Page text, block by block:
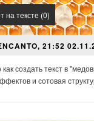
на тексте (0)
21:52
создать текст в
и сотовая